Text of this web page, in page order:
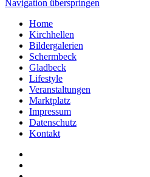
Navigation überspringen
Home
Kirchhellen
Bildergalerien
Schermbeck
Gladbeck
Lifestyle
Veranstaltungen
Marktplatz
Impressum
Datenschutz
Kontakt